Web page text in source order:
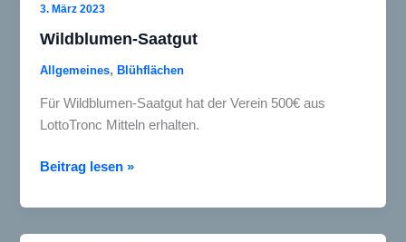
gewonnen
3. März 2023
Wildblumen-Saatgut
Allgemeines,Blühflächen
Für Wildblumen-Saatgut hat der Verein 500€ aus
LottoTronc Mitteln erhalten.
Wildblumen-
Beitrag lesen »